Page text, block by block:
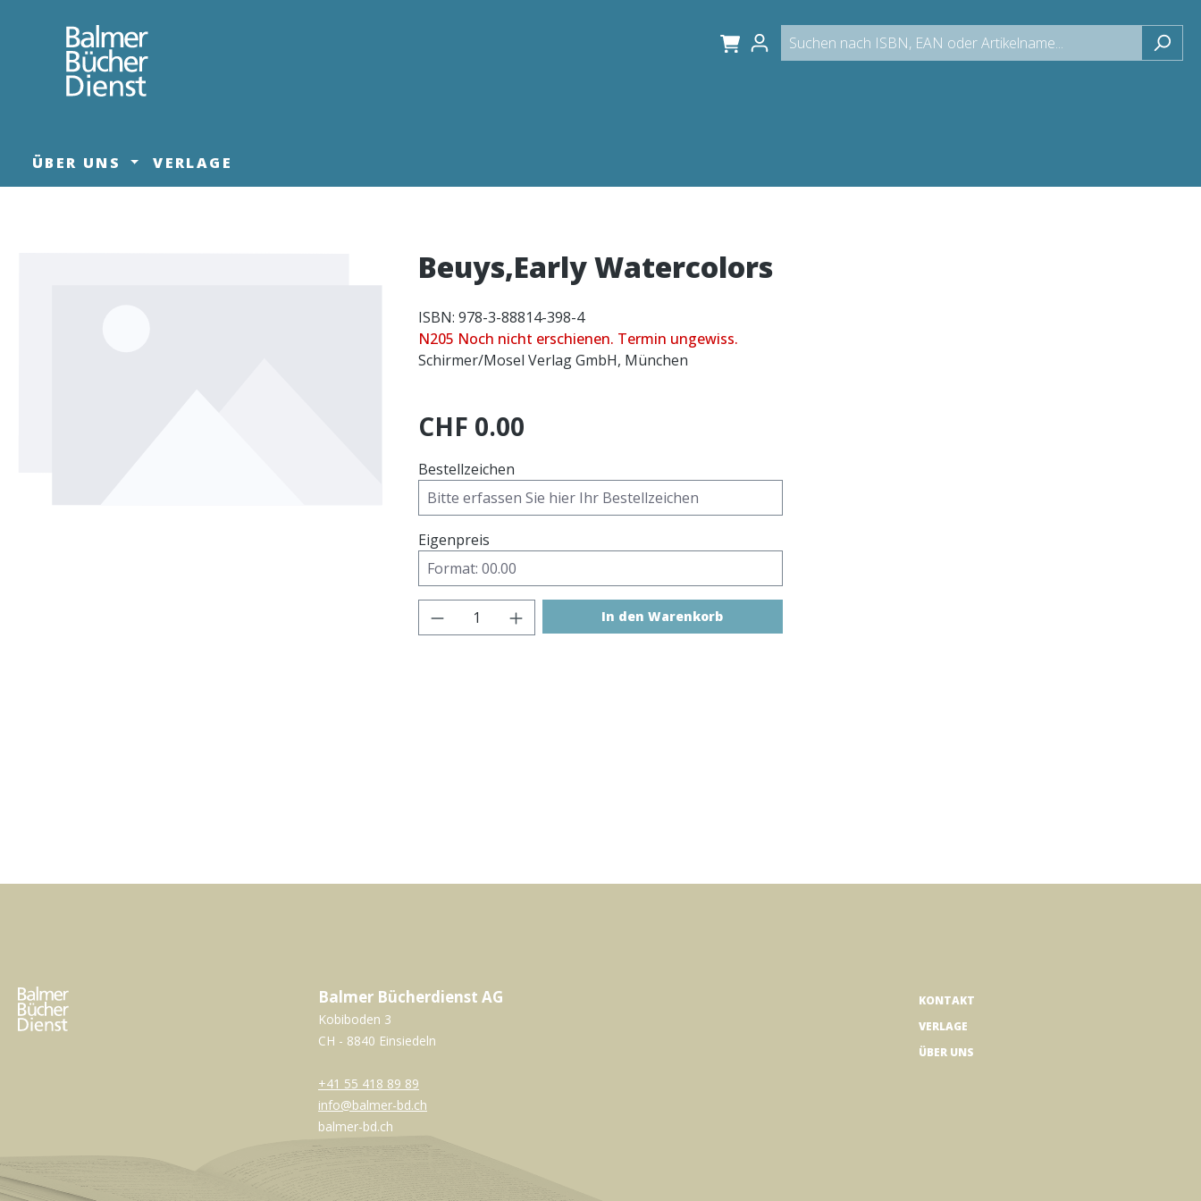
Zur Hauptnavigation springen
ÜBER UNS VERLAGE
Beuys,Early Watercolors
ISBN: 978-3-88814-398-4
N205 Noch nicht erschienen. Termin ungewiss.
Schirmer/Mosel Verlag GmbH, München
CHF 0.00
Bestellzeichen
Eigenpreis
Produkt Anzahl: Gib den gewünschten Wert ein oder benutze die
In den Warenkorb
Balmer Bücherdienst AG
Kobiboden 3
CH - 8840 Einsiedeln
+41 55 418 89 89
info@balmer-bd.ch
balmer-bd.ch
KONTAKT
VERLAGE
ÜBER UNS